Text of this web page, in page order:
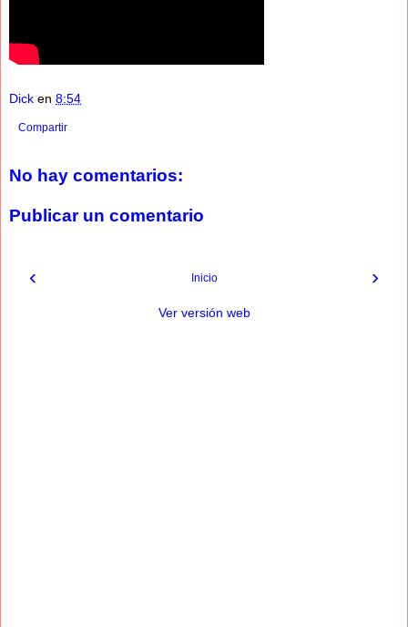
Dick en 8:54
Compartir
No hay comentarios:
Publicar un comentario
‹ ›
Inicio
Ver versión web